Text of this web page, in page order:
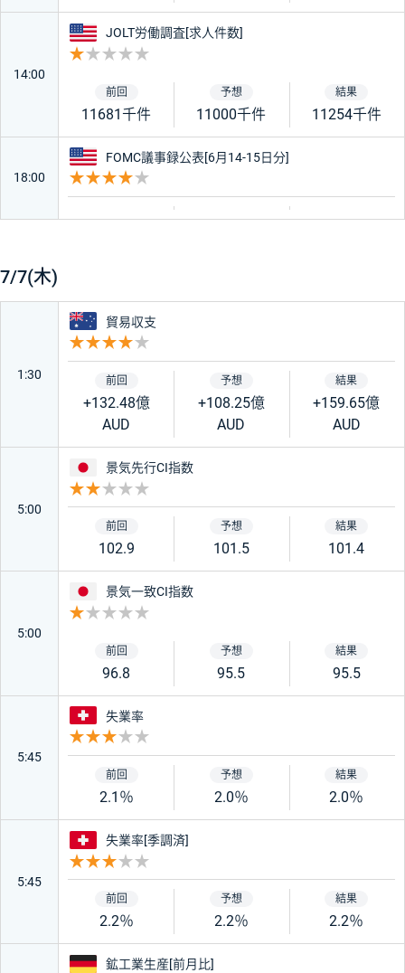
14:00
アメリカ
JOLT労働調査[求人件数]
11681千件 11000千件 11254千件
18:00
アメリカ
FOMC議事録公表[6月14-15日分]
7/7(木)
1:30
オーストラリア
貿易収支
+132.48億
AUD
+108.25億
AUD
+159.65億
AUD
5:00
日本
景気先行CI指数
102.9 101.5 101.4
5:00
日本
景気一致CI指数
96.8 95.5 95.5
5:45
スイス
失業率
2.1％ 2.0％ 2.0％
5:45
スイス
失業率[季調済]
2.2％ 2.2％ 2.2％
ドイツ
鉱工業生産[前月比]